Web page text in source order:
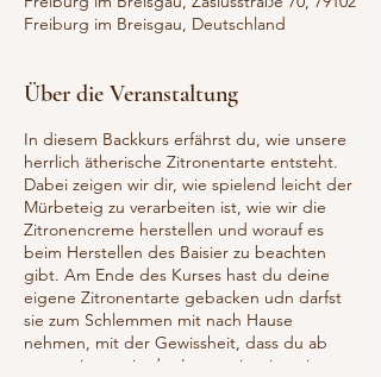
Freiburg im Breisgau, Deutschland
Über die Veranstaltung
In diesem Backkurs erfährst du, wie unsere
herrlich ätherische Zitronentarte entsteht.
Dabei zeigen wir dir, wie spielend leicht der
Mürbeteig zu verarbeiten ist, wie wir die
Zitronencreme herstellen und worauf es
beim Herstellen des Baisier zu beachten
gibt. Am Ende des Kurses hast du deine
eigene Zitronentarte gebacken udn darfst
sie zum Schlemmen mit nach Hause
nehmen, mit der Gewissheit, dass du ab
nun an immer in der Lage sein wirst eine